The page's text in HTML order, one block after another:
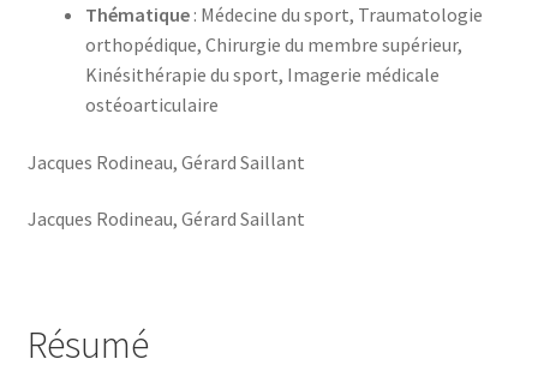
Thématique: Médecine du sport, Traumatologie
orthopédique, Chirurgie du membre supérieur,
Kinésithérapie du sport, Imagerie médicale
ostéoarticulaire
Jacques Rodineau, Gérard Saillant
Jacques Rodineau, Gérard Saillant
Résumé